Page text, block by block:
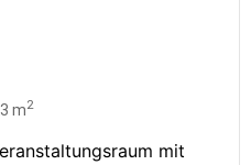
m2
mit